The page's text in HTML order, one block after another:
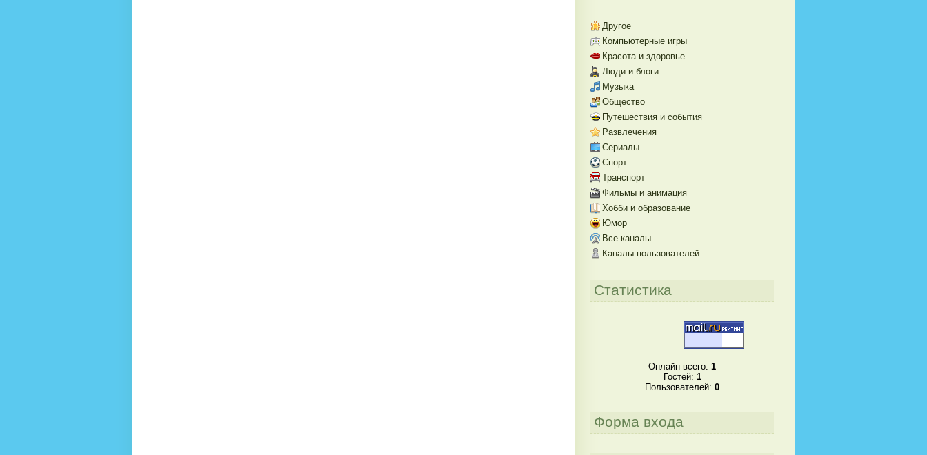
Другое
Компьютерные игры
Красота и здоровье
Люди и блоги
Музыка
Общество
Путешествия и события
Развлечения
Сериалы
Спорт
Транспорт
Фильмы и анимация
Хобби и образование
Юмор
Все каналы
Каналы пользователей
Статистика
Онлайн всего: 1
Гостей: 1
Пользователей: 0
Форма входа